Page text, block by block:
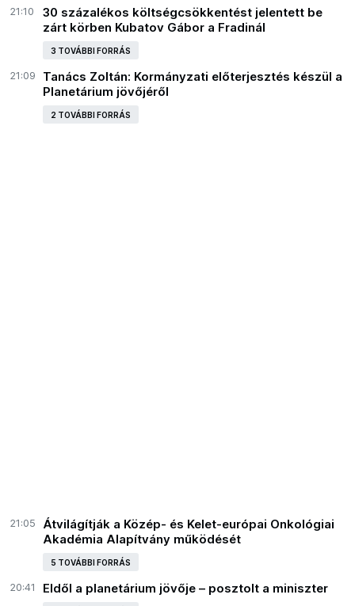
21:10
30 százalékos költségcsökkentést jelentett be
zárt körben Kubatov Gábor a Fradinál
3 TOVÁBBI FORRÁS
21:09
Tanács Zoltán: Kormányzati előterjesztés készül a
Planetárium jövőjéről
2 TOVÁBBI FORRÁS
21:05
Átvilágítják a Közép- és Kelet-európai Onkológiai
Akadémia Alapítvány működését
5 TOVÁBBI FORRÁS
20:41 Eldől a planetárium jövője – posztolt a miniszter